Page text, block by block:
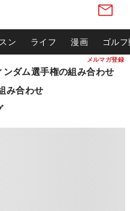
メルマガ登録
ン ライフ 漫画 ゴル
ダム選手権の組み合わせ
み合わせ